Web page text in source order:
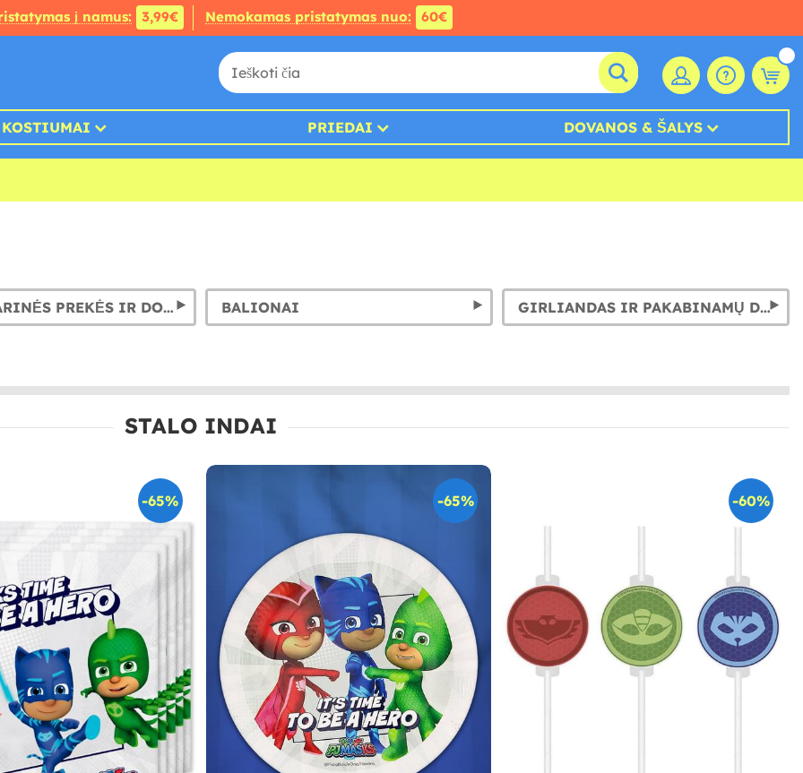
į namus: 3,99€ Nemokamas pristatymas nuo: 60€
KOSTIUMAI PRIEDAI DOVANOS & ŠALYS
KANCELIARINĖS PREKĖS IR DOVANOS BALIONAI GIRLIANDAS IR PAKABINAMŲ DEKORAVIMAS
STALO INDAI
-65% -65% -60%